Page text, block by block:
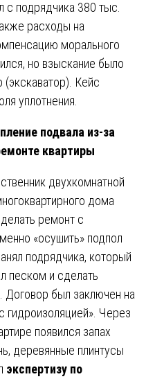
с подрядчика 380 тыс.
расходы на
морального
но взыскание было
Кейс
уплотнения.
подвала из-за
квартиры
двухкомнатной
дома
ремонт с
«осушить» подпол
подрядчика, который
песком и сделать
Договор был заключен на
гидроизоляцией». Через
появился запах
деревянные плинтусы
экспертизу по